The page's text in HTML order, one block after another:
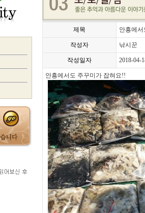
제목 안흥에
작성자 낚시꾼
작성일자 2018-04-
안흥에서도 주꾸미가 잡혀요!!